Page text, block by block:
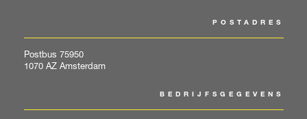
POSTADRES
Postbus 75950
1070 AZ Amsterdam
BEDRIJFSGEGEVENS